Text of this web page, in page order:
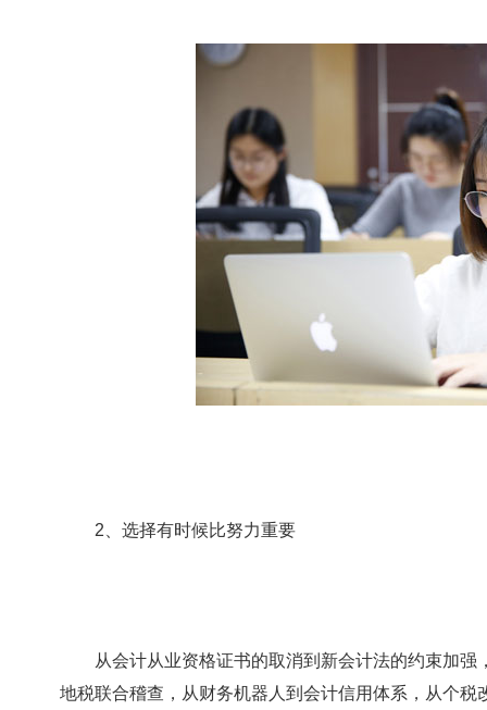
2、选择有时候比努力重要
从会计从业资格证书的取消到新会计法的约束加强
地税联合稽查，从财务机器人到会计信用体系，从个税